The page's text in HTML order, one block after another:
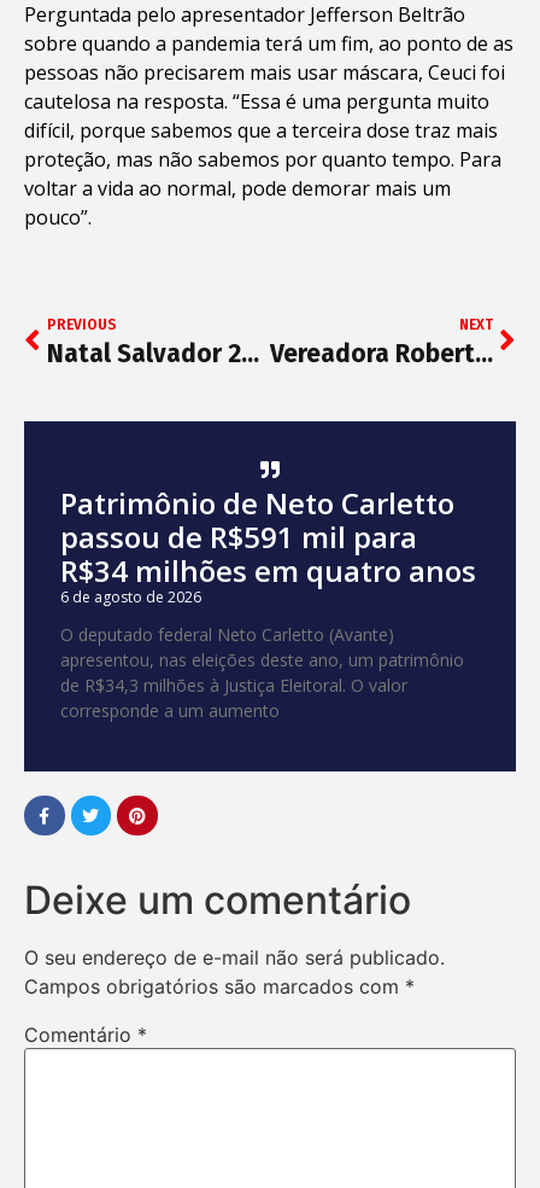
Perguntada pelo apresentador Jefferson Beltrão
sobre quando a pandemia terá um fim, ao ponto de as
pessoas não precisarem mais usar máscara, Ceuci foi
cautelosa na resposta. “Essa é uma pergunta muito
difícil, porque sabemos que a terceira dose traz mais
proteção, mas não sabemos por quanto tempo. Para
voltar a vida ao normal, pode demorar mais um
pouco”.
PREVIOUS
Natal Salvador 2021 leva decoração natalina especial e inclusiva ao Campo Grande
NEXT
Vereadora Roberta Caires homenageia mulheres empreendedoras
Patrimônio de Neto Carletto
passou de R$591 mil para
R$34 milhões em quatro anos
6 de agosto de 2026
O deputado federal Neto Carletto (Avante)
apresentou, nas eleições deste ano, um patrimônio
de R$34,3 milhões à Justiça Eleitoral. O valor
corresponde a um aumento
Deixe um comentário
O seu endereço de e-mail não será publicado.
Campos obrigatórios são marcados com *
Comentário *